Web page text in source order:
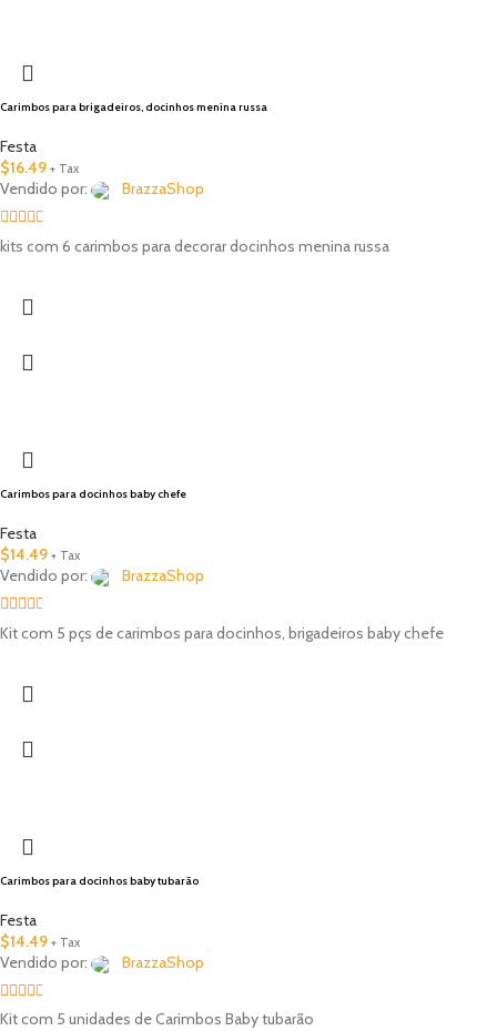
Carimbos para brigadeiros, docinhos menina russa
Festa
$16.49 + Tax
Vendido por: BrazzaShop
2.33
kits com 6 carimbos para decorar docinhos menina russa
Carimbos para docinhos baby chefe
Festa
$14.49 + Tax
Vendido por: BrazzaShop
2.33
Kit com 5 pçs de carimbos para docinhos, brigadeiros baby chefe
Carimbos para docinhos baby tubarão
Festa
$14.49 + Tax
Vendido por: BrazzaShop
2.33
Kit com 5 unidades de Carimbos Baby tubarão